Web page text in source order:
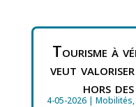
Tourisme à
veut
hors
4-05-2026| Mobilités,